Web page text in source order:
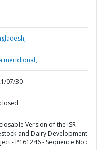
meridional,
07/30
Version of the ISR -
and Dairy Development
- P161246 - Sequence No :